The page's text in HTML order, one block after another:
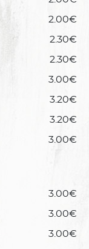
2.00€
2.30€
2.30€
3.00€
3.20€
3.20€
3.00€
3.00€
3.00€
3.00€